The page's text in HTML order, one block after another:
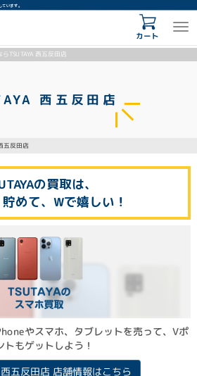
スが運営しています。
カート
TSUTAYA 西五反田店
西五反田店
五反田店
の買取は、
めて、Wで嬉しい！
やスマホ、タブレットを売って、Vポ
トもゲットしよう！
五反田店 店舗情報はこちら